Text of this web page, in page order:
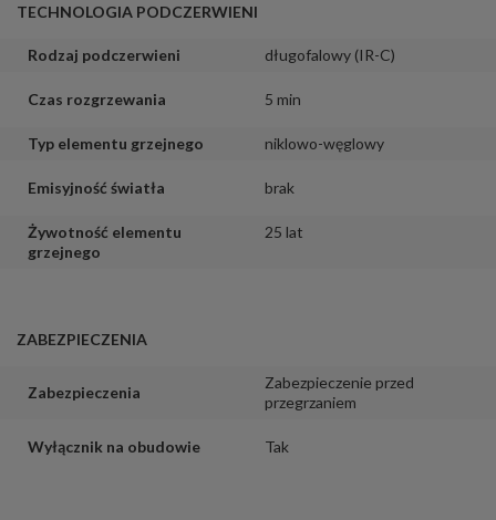
TECHNOLOGIA PODCZERWIENI
Rodzaj podczerwieni długofalowy (IR-C)
Czas rozgrzewania 5 min
Typ elementu grzejnego niklowo-węglowy
Emisyjność światła brak
Żywotność elementu
grzejnego
25 lat
ZABEZPIECZENIA
Zabezpieczenia
Zabezpieczenie przed
przegrzaniem
Wyłącznik na obudowie Tak